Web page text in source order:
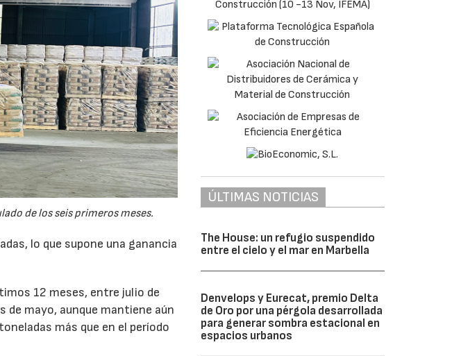
de los seis primeros meses.
lo que supone una ganancia
12 meses, entre julio de
mayo, aunque mantiene aún
más que en el período
ÚLTIMAS NOTICIAS
The House: un refugio suspendido
entre el cielo y el mar en Marbella
Denvelops y Eurecat, premio Delta
de Oro por una pérgola desarrollada
para generar sombra estacional en
espacios urbanos